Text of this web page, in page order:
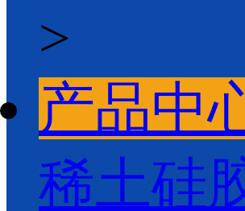
>
产品中
稀土硅